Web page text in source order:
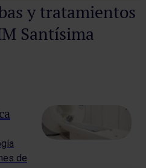
y tratamientos
Santísima
de